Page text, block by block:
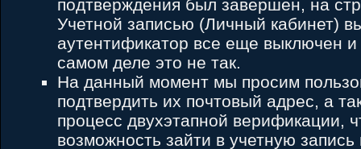
подтверждения был завершен, на
Учетной записью (Личный кабинет)
аутентификатор все еще выключен
самом деле это не так.
На данный момент мы просим
подтвердить их почтовый адрес, а
процесс двухэтапной верификации,
возможность зайти в учетную запись